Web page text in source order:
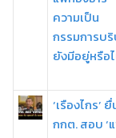
ความเป็น
กรรมการบ
ยังมีอยู่หรือ
‘เรืองไกร’ ยื่
กกต. สอบ ‘